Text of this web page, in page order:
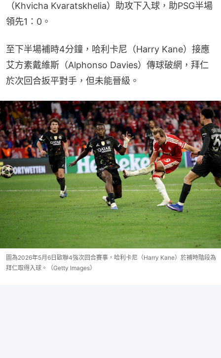
（Khvicha Kvaratskhelia）助攻下入球，助PSG半場
領先1：0。
至下半場補時4分鐘，哈利卡尼（Harry Kane）接應
艾方素戴維斯（Alphonso Davies）傳球破網，拜仁
於次回合扳平對手，但未能晉級。
圖為2026年5月6日歐聯4強次回合賽事，哈利卡尼（Harry Kane）於補時階段為
拜仁取得入球。（Getty Images）